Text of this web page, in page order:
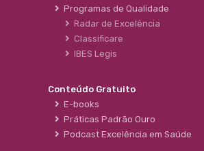
Programas de Qualidade
Radar de Excelência
Classificare
IBES Legis
Conteúdo Gratuito
E-books
Práticas Padrão Ouro
Podcast Excelência em Saúde